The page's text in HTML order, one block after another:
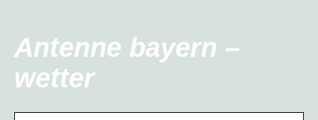
Antenne bayern –
wetter